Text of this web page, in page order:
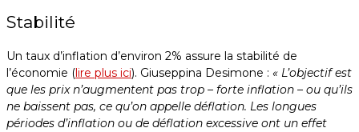
Stabilité
Un taux d’inflation d’environ 2% assure la stabilité de
l’économie (lire plus ici). Giuseppina Desimone : « L’objectif est
que les prix n’augmentent pas trop – forte inflation – ou qu’ils
ne baissent pas, ce qu’on appelle déflation. Les longues
périodes d’inflation ou de déflation excessive ont un effet